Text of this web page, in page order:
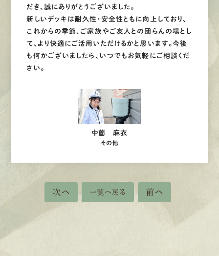
だき、誠にありがとうございました。
新しいデッキは耐久性・安全性ともに向上しており、
これからの季節、ご家族やご友人との団らんの場とし
て、より快適にご活用いただけるかと思います。今後
も何かございましたら、いつでもお気軽にご相談くだ
さい。
中薗 麻衣
その他
次へ 一覧へ戻る 前へ